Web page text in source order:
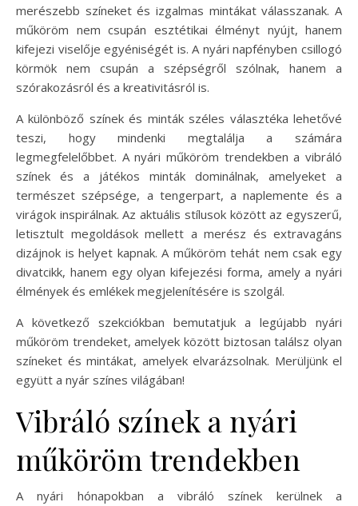
merészebb színeket és izgalmas mintákat válasszanak. A
műköröm nem csupán esztétikai élményt nyújt, hanem
kifejezi viselője egyéniségét is. A nyári napfényben csillogó
körmök nem csupán a szépségről szólnak, hanem a
szórakozásról és a kreativitásról is.
A különböző színek és minták széles választéka lehetővé
teszi, hogy mindenki megtalálja a számára
legmegfelelőbbet. A nyári műköröm trendekben a vibráló
színek és a játékos minták dominálnak, amelyeket a
természet szépsége, a tengerpart, a naplemente és a
virágok inspirálnak. Az aktuális stílusok között az egyszerű,
letisztult megoldások mellett a merész és extravagáns
dizájnok is helyet kapnak. A műköröm tehát nem csak egy
divatcikk, hanem egy olyan kifejezési forma, amely a nyári
élmények és emlékek megjelenítésére is szolgál.
A következő szekciókban bemutatjuk a legújabb nyári
műköröm trendeket, amelyek között biztosan találsz olyan
színeket és mintákat, amelyek elvarázsolnak. Merüljünk el
együtt a nyár színes világában!
Vibráló színek a nyári
műköröm trendekben
A nyári hónapokban a vibráló színek kerülnek a